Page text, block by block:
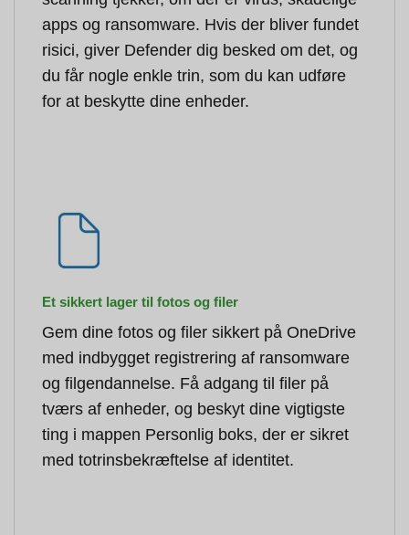
apps og ransomware. Hvis der bliver fundet
risici, giver Defender dig besked om det, og
du får nogle enkle trin, som du kan udføre
for at beskytte dine enheder.
Et sikkert lager til fotos og filer
Gem dine fotos og filer sikkert på OneDrive
med indbygget registrering af ransomware
og filgendannelse. Få adgang til filer på
tværs af enheder, og beskyt dine vigtigste
ting i mappen Personlig boks, der er sikret
med totrinsbekræftelse af identitet.